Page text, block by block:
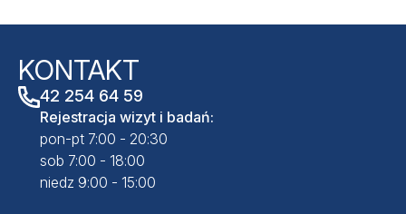
KONTAKT
42 254 64 59
Rejestracja wizyt i badań:
pon-pt 7:00 - 20:30
sob 7:00 - 18:00
niedz 9:00 - 15:00